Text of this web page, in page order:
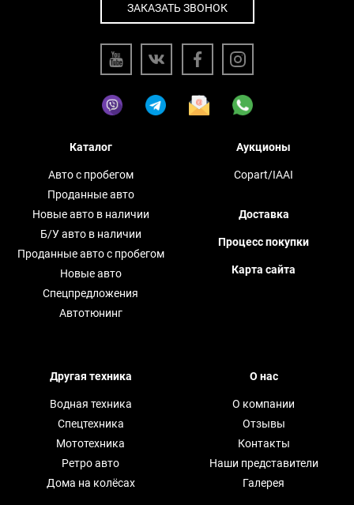
ЗАКАЗАТЬ ЗВОНОК
Каталог
Авто с пробегом
Проданные авто
Новые авто в наличии
Б/У авто в наличии
Проданные авто с пробегом
Новые авто
Спецпредложения
Автотюнинг
Аукционы
Copart/IAAI
Доставка
Процесс покупки
Карта сайта
Другая техника
Водная техника
Спецтехника
Мототехника
Ретро авто
Дома на колёсах
О нас
О компании
Отзывы
Контакты
Наши представители
Галерея